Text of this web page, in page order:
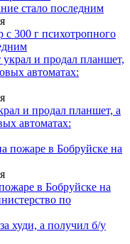
300 г психотропного
и продал планшет, а
автоматах:
в Бобруйске на
по